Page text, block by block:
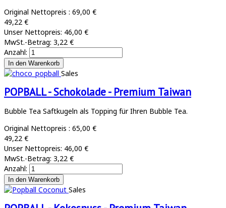
Original Nettopreis : 69,00 €
49,22 €
Unser Nettopreis: 46,00 €
MwSt.-Betrag: 3,22 €
Anzahl:
Sales
POPBALL - Schokolade - Premium Taiwan
Bubble Tea Saftkugeln als Topping für Ihren Bubble Tea.
Original Nettopreis : 65,00 €
49,22 €
Unser Nettopreis: 46,00 €
MwSt.-Betrag: 3,22 €
Anzahl:
Sales